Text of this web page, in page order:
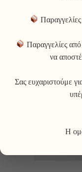
Παραγγελίες
να
Σας ευχαριστούμε
Η